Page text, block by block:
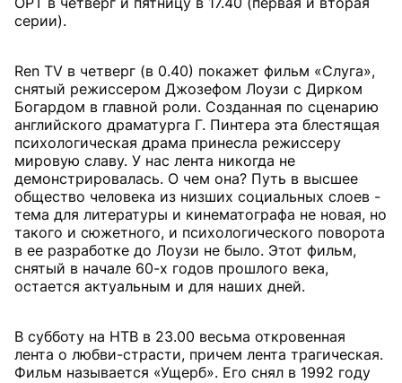
серии).
Ren TV в четверг (в 0.40) покажет фильм «Слуга»,
снятый режиссером Джозефом Лоузи с Дирком
Богардом в главной роли. Созданная по сценарию
английского драматурга Г. Пинтера эта блестящая
психологическая драма принесла режиссеру
мировую славу. У нас лента никогда не
демонстрировалась. О чем она? Путь в высшее
общество человека из низших социальных слоев -
тема для литературы и кинематографа не новая, но
такого и сюжетного, и психологического поворота
в ее разработке до Лоузи не было. Этот фильм,
снятый в начале 60-х годов прошлого века,
остается актуальным и для наших дней.
В субботу на НТВ в 23.00 весьма откровенная
лента о любви-страсти, причем лента трагическая.
Фильм называется «Ущерб». Его снял в 1992 году